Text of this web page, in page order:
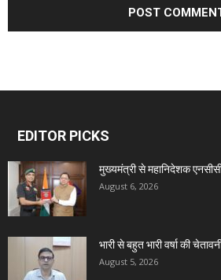
EDITOR PICKS
मुख्यमंत्री से महानिदेशक
August 6, 2026
भारी से बहुत भारी वर्षा की
August 5, 2026